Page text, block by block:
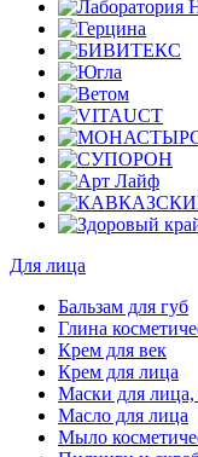
Для лица
Бальзам для губ
Глина
Крем для век
Крем для лица
Маски для лица,
Масло для лица
Мыло